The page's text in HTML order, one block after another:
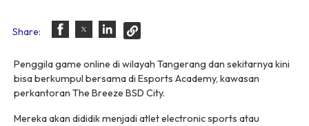
Share:
Penggila game online di wilayah Tangerang dan sekitarnya kini
bisa berkumpul bersama di Esports Academy, kawasan
perkantoran The Breeze BSD City.
Mereka akan dididik menjadi atlet electronic sports atau